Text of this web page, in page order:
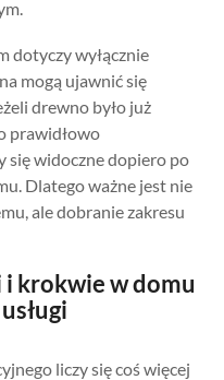
dotyczy wyłącznie
mogą ujawnić się
drewno było już
prawidłowo
się widoczne dopiero po
Dlatego ważne jest nie
ale dobranie zakresu
krokwie w domu
liczy się coś więcej